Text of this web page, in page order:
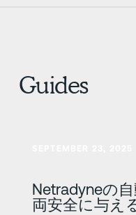
Guides
Netradyneの
両安全に与え